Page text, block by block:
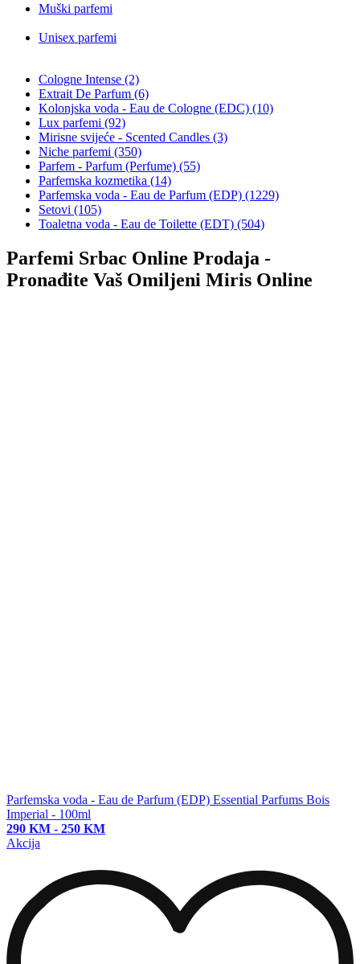
Muški parfemi
Unisex parfemi
Cologne Intense (2)
Extrait De Parfum (6)
Kolonjska voda - Eau de Cologne (EDC) (10)
Lux parfemi (92)
Mirisne svijeće - Scented Candles (3)
Niche parfemi (350)
Parfem - Parfum (Perfume) (55)
Parfemska kozmetika (14)
Parfemska voda - Eau de Parfum (EDP) (1229)
Setovi (105)
Toaletna voda - Eau de Toilette (EDT) (504)
Parfemi Srbac Online Prodaja -
Pronađite Vaš Omiljeni Miris Online
Parfemska voda - Eau de Parfum (EDP) Essential Parfums Bois
Imperial - 100ml
290 KM - 250 KM
Akcija